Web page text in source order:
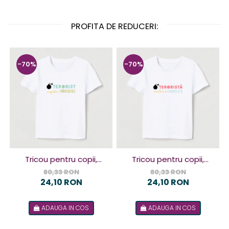
PROFITA DE REDUCERI:
-70%
Tricou pentru copii,
design Terorist
80,33 RON
24,10 RON
ADAUGA IN COS
-70%
Tricou pentru copii,
design Terorista
80,33 RON
24,10 RON
ADAUGA IN COS